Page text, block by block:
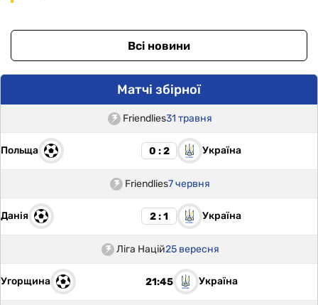
Всі новини
Матчі збірної
Friendlies31 травня
Польща 0 : 2 Україна
Friendlies7 червня
Данія 2 : 1 Україна
Ліга Націй25 вересня
Угорщина 21:45 Україна